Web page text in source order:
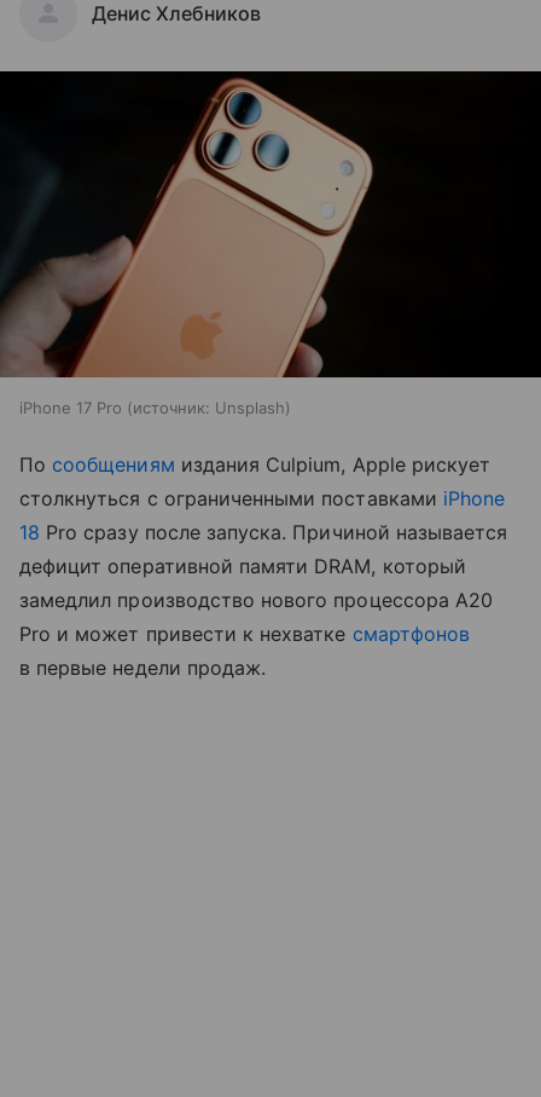
Денис Хлебников
iPhone 17 Pro источник: Unsplash
По сообщениям издания Culpium, Apple рискует
столкнуться с ограниченными поставками iPhone
18 Pro сразу после запуска. Причиной называется
дефицит оперативной памяти DRAM, который
замедлил производство нового процессора A20
Pro и может привести к нехватке смартфонов
в первые недели продаж.